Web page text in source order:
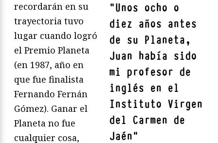
"Unos ocho o
diez años antes
de su Planeta,
Juan había sido
mi profesor de
inglés en el
Instituto Virgen
del Carmen de
Jaén"
recordarán en su
trayectoria tuvo
lugar cuando logró
el Premio Planeta
(en 1987, año en
que fue finalista
Fernando Fernán
Gómez). Ganar el
Planeta no fue
cualquier cosa,